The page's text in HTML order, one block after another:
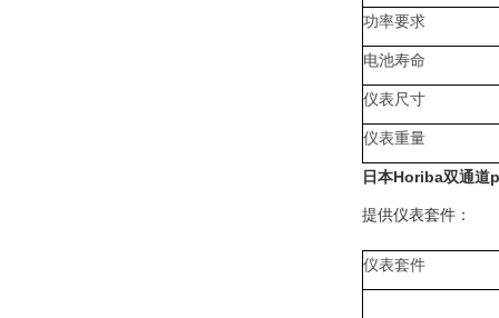
功率要求
电池寿命
仪表尺寸
仪表重量
日本Horiba双通道
提供仪表套件：
仪表套件